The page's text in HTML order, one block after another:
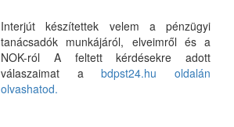
Interjút készítettek velem a pénzügyi
tanácsadók munkájáról, elveimről és a
NOK-ról A feltett kérdésekre adott
válaszaimat abdpst24.hu oldalán
olvashatod.